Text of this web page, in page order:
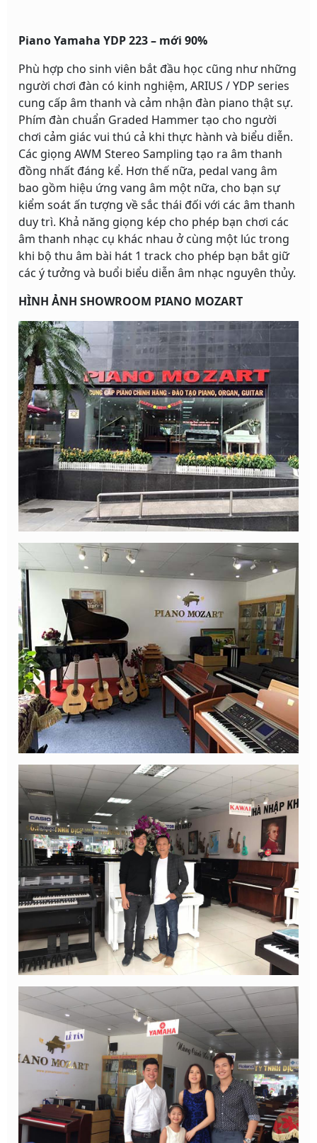
Piano Yamaha YDP 223 – mới 90%
Phù hợp cho sinh viên bắt đầu học cũng như những
người chơi đàn có kinh nghiệm, ARIUS / YDP series
cung cấp âm thanh và cảm nhận đàn piano thật sự.
Phím đàn chuẩn Graded Hammer tạo cho người
chơi cảm giác vui thú cả khi thực hành và biểu diễn.
Các giọng AWM Stereo Sampling tạo ra âm thanh
đồng nhất đáng kể. Hơn thế nữa, pedal vang âm
bao gồm hiệu ứng vang âm một nữa, cho bạn sự
kiểm soát ấn tượng về sắc thái đối với các âm thanh
duy trì. Khả năng giọng kép cho phép bạn chơi các
âm thanh nhạc cụ khác nhau ở cùng một lúc trong
khi bộ thu âm bài hát 1 track cho phép bạn bắt giữ
các ý tưởng và buổi biểu diễn âm nhạc nguyên thủy.
HÌNH ẢNH SHOWROOM PIANO MOZART